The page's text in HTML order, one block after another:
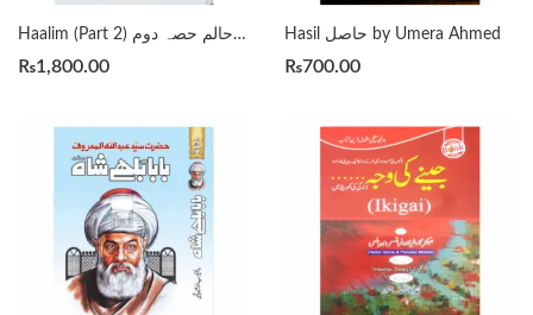
Haalim (Part 2) حالم حصہ دوم by Nimra Ahmed
₨1,800.00
Hasil حاصل by Umera Ahmed
₨700.00